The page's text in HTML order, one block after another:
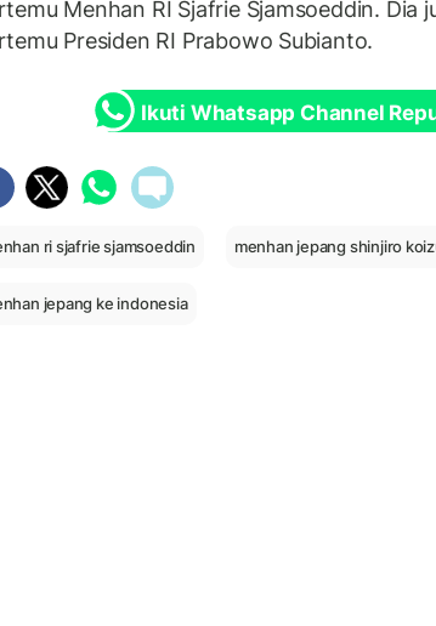
Menhan RI Sjafrie Sjamsoeddin. Dia
Presiden RI Prabowo Subianto.
Ikuti Whatsapp Channel
ri sjafrie sjamsoeddin menhan jepang shinjiro
jepang ke indonesia